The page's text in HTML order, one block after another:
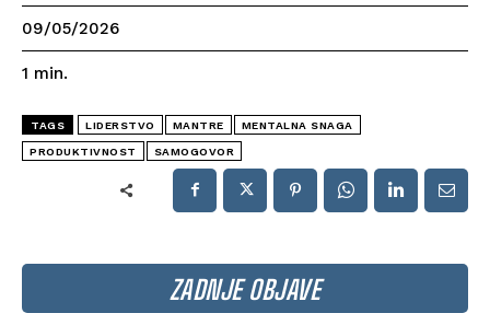
ZADNJE OBJAVE
09/05/2026
1 min.
TAGS LIDERSTVO MANTRE MENTALNA SNAGA
PRODUKTIVNOST SAMOGOVOR